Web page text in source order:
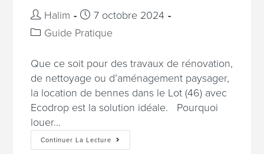
Halim
7 octobre 2024
Guide Pratique
Que ce soit pour des travaux de rénovation,
de nettoyage ou d’aménagement paysager,
la location de bennes dans le Lot (46) avec
Ecodrop est la solution idéale. Pourquoi
louer…
Continuer La Lecture